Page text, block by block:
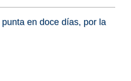
en doce días, por la